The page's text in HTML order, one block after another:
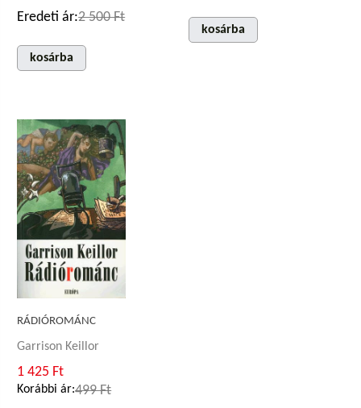
Eredeti ár:2 500 Ft
kosárba
kosárba
RÁDIÓROMÁNC
Garrison Keillor
1 425 Ft
Korábbi ár:499 Ft